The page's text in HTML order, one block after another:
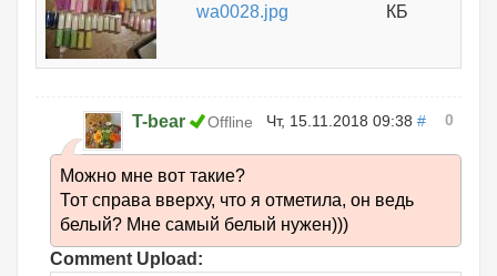
wa0028.jpg
КБ
T-bear Offline Чт, 15.11.2018 09:38 # 0
Можно мне вот такие?
Тот справа вверху, что я отметила, он ведь
белый? Мне самый белый нужен)))
Comment Upload: